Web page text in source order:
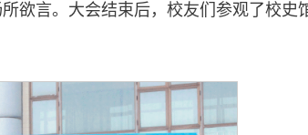
欲言。大会结束后，校友们参观了校史